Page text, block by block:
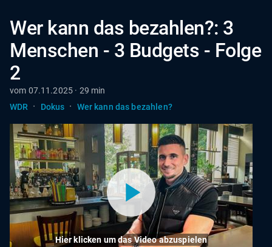
Wer kann das bezahlen?: 3
Menschen - 3 Budgets - Folge
2
vom 07.11.2025 · 29 min
WDR
· Dokus · Wer kann das bezahlen?
Hier klicken um das Video abzuspielen